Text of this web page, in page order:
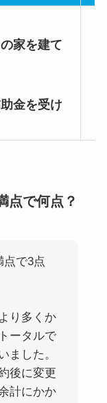
家を建て
金を受け
点で何点？
点で3点
り多くか
ータルで
ました。
後に変更
計にかか